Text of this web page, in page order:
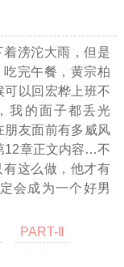
着滂沱大雨，但是
完午餐，黄宗柏
可以回宏桦上班不
我的面子都丢光
朋友面前有多威风
12章正文内容…不
这么做，他才有
会成为一个好男
PART-Ⅱ